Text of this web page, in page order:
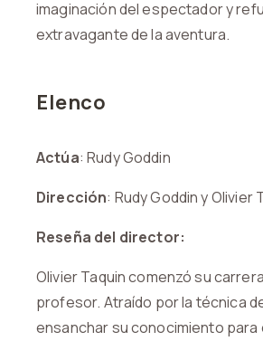
imaginación del espectador y
extravagante de la aventura.
Elenco
Actúa: Rudy Goddin
Dirección: Rudy Goddin y Olivier
Reseña del director:
Olivier Taquin comenzó su
profesor. Atraído por la técnica
ensanchar su conocimiento para